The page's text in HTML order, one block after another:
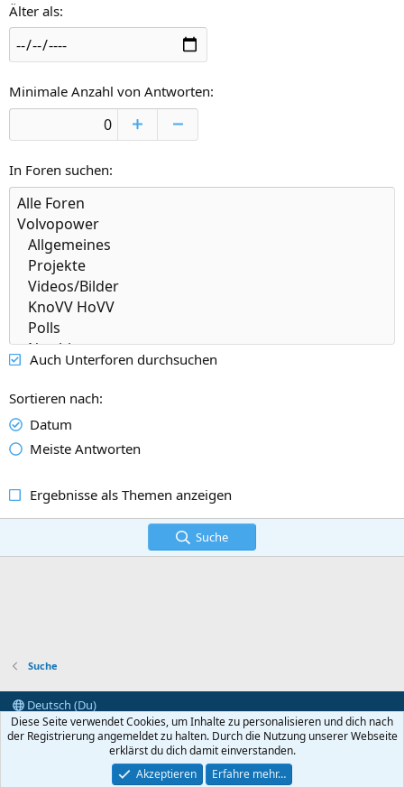
Älter als
Minimale Anzahl von Antworten
In Foren suchen
Auch Unterforen durchsuchen
Sortieren nach
Datum
Meiste Antworten
Ergebnisse als Themen anzeigen
Suche
Suche
Deutsch (Du)
Kontakt
Nutzungsbedingungen
Datenschutz
Hilfe und Impressum
Start
R
S
S
Community platform by XenForo® © 2010-2025 XenForo Ltd.
Diese Seite verwendet Cookies, um Inhalte zu personalisieren und dich nach
der Registrierung angemeldet zu halten. Durch die Nutzung unserer Webseite
erklärst du dich damit einverstanden.
Akzeptieren
Erfahre mehr…